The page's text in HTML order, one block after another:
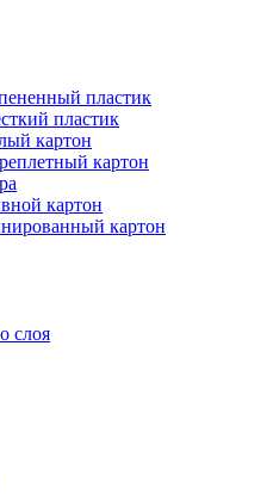
пластик
пластик
картон
картон
картон
картон
слоя